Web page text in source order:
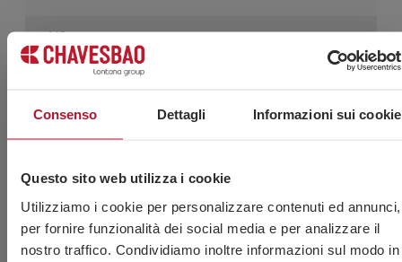
Consenso Dettagli Informazioni sui cookie
Questo sito web utilizza i cookie
Utilizziamo i cookie per personalizzare contenuti ed annunci,
per fornire funzionalità dei social media e per analizzare il
nostro traffico. Condividiamo inoltre informazioni sul modo in
M8 x
110
60009508X110
120
130
M8 x
140
60009508X140 50 2.975